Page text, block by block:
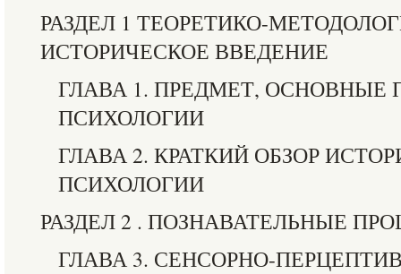
РАЗДЕЛ 1 ТЕОРЕТИКО-
ИСТОРИЧЕСКОЕ ВВЕДЕНИЕ
ГЛАВА 1. ПРЕДМЕТ,
ПСИХОЛОГИИ
ГЛАВА 2. КРАТКИЙ ОБЗОР
ПСИХОЛОГИИ
РАЗДЕЛ 2 . ПОЗНАВАТЕЛЬНЫЕ
ГЛАВА 3. СЕНСОРНО-